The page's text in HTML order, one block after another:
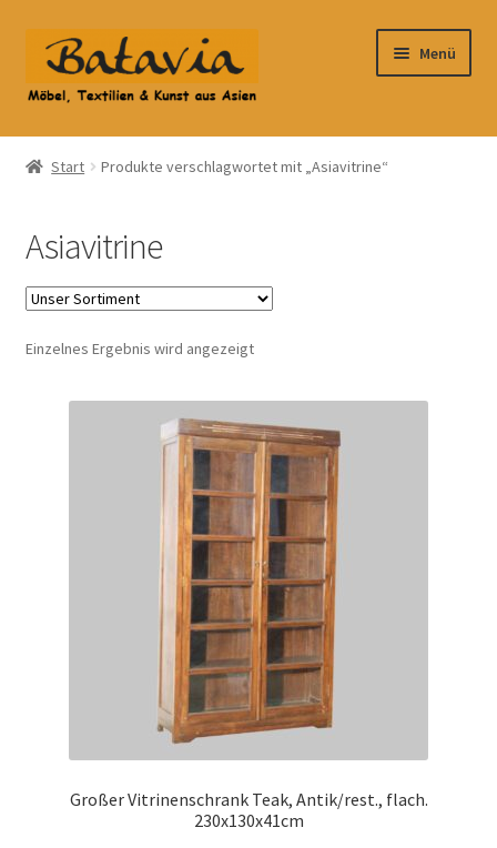
Zur
Navigation
springen
Zum
Inhalt
springen
Menü
Start
AGB
Anfahrt
Datenschutzerklärung
Start Produkte verschlagwortet mit „Asiavitrine“
Asiavitrine
Einzelnes Ergebnis wird angezeigt
Großer Vitrinenschrank Teak, Antik/rest., flach.
230x130x41cm